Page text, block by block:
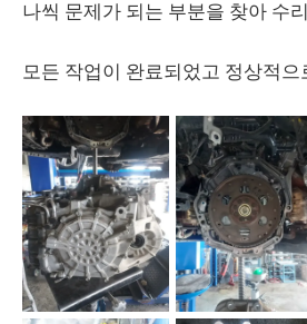
나씩 문제가 되는 부분을 찾아 수
모든 작업이 완료되었고 정상적